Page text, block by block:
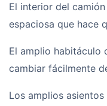
El interior del
espaciosa que hace
El amplio habitáculo
cambiar fácilmente
Los amplios